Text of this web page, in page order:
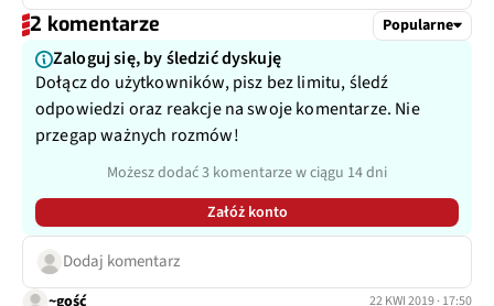
Autofocus
Ogniskowa 52 mm
Przysłona
Zoom optyczny x2
Inne
2 komentarze Popularne
Zaloguj się, by śledzić dyskuję
Dołącz do użytkowników, pisz bez limitu, śledź
odpowiedzi oraz reakcje na swoje komentarze. Nie
przegap ważnych rozmów!
Możesz dodać 3 komentarze w ciągu 14 dni
Załóż konto
Dodaj komentarz
~gość 22 KWI 2019 · 17:50